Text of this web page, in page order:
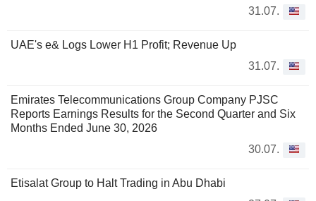
31.07.
UAE's e& Logs Lower H1 Profit; Revenue Up
31.07.
Emirates Telecommunications Group Company PJSC
Reports Earnings Results for the Second Quarter and Six
Months Ended June 30, 2026
30.07.
Etisalat Group to Halt Trading in Abu Dhabi